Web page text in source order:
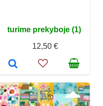
turime prekyboje (1)
12,50 €